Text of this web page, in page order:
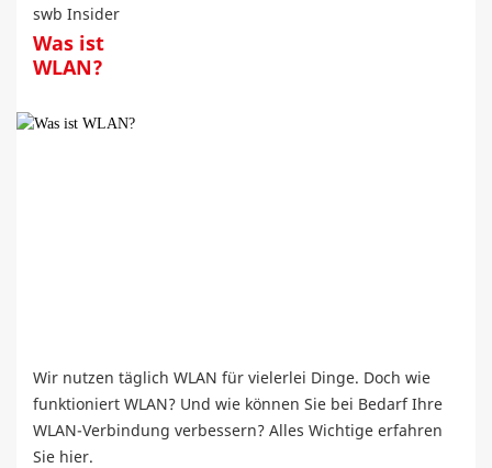
swb Insider
Was ist
WLAN?
Wir nutzen täglich WLAN für vielerlei Dinge. Doch wie
funktioniert WLAN? Und wie können Sie bei Bedarf Ihre
WLAN-Verbindung verbessern? Alles Wichtige erfahren
Sie hier.